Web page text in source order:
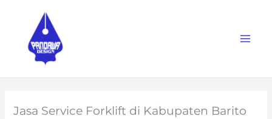
content
Jasa Service Forklift di Kabupaten Barito